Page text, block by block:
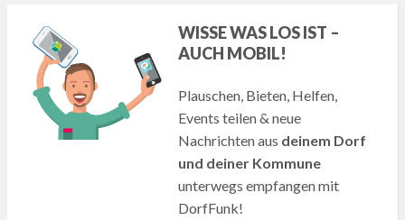
WISSE WAS LOS IST –
AUCH MOBIL!
Plauschen, Bieten, Helfen,
Events teilen & neue
Nachrichten aus deinem Dorf
und deiner Kommune
unterwegs empfangen mit
DorfFunk!